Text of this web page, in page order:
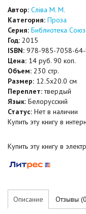
Автор: Сліва М. М.
Категория: Проза
Серия: Библиотека
Год: 2015
ISBN: 978-985-7058-
Цена: 14 руб. 90 коп.
Объем: 230 стр.
Размер: 12.5x20.0 см
Переплет:твердый
Язык: Белорусский
Статус: Нет в наличии
Купить эту книгу в
Купить эту книгу в
Описание Отзывы